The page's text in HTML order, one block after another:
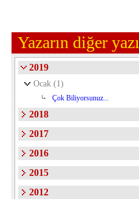
Yazarın diğer
2019
Ocak (1)
Çok Biliyorsunuz...
2018
2017
2016
2015
2012